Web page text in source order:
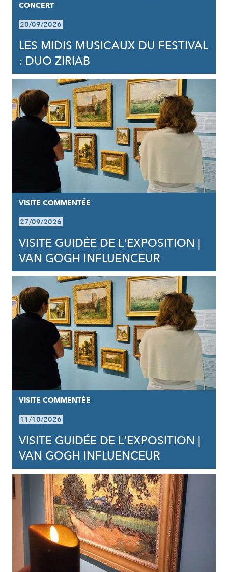
CONCERT
20/09/2026
LES MIDIS MUSICAUX DU FESTIVAL
: DUO ZIRIAB
VISITE COMMENTÉE
27/09/2026
VISITE GUIDÉE DE L'EXPOSITION |
VAN GOGH INFLUENCEUR
VISITE COMMENTÉE
11/10/2026
VISITE GUIDÉE DE L'EXPOSITION |
VAN GOGH INFLUENCEUR